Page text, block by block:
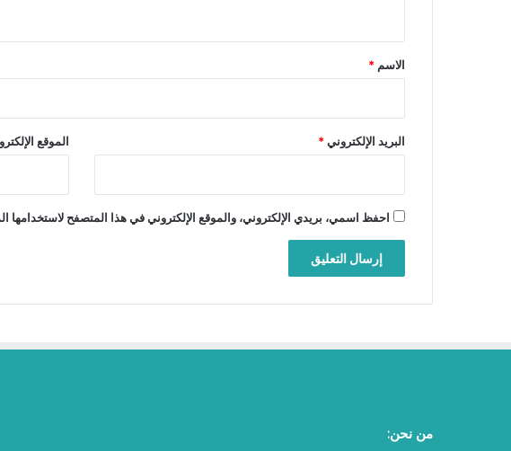
*
الاسم *
البريد الإلكتروني* الموقع
احفظ اسمي، بريدي الإلكتروني، والموقع الإلكتروني في هذا المتصفح لاستخدامها
من نحن: